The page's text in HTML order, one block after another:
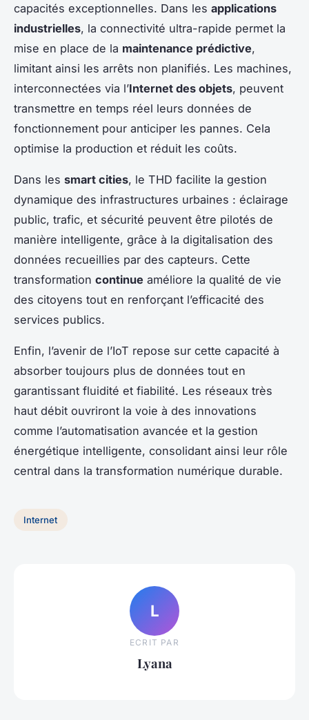
capacités exceptionnelles. Dans les applications
industrielles, la connectivité ultra-rapide permet la
mise en place de la maintenance prédictive,
limitant ainsi les arrêts non planifiés. Les machines,
interconnectées via l’Internet des objets, peuvent
transmettre en temps réel leurs données de
fonctionnement pour anticiper les pannes. Cela
optimise la production et réduit les coûts.
Dans les smart cities, le THD facilite la gestion
dynamique des infrastructures urbaines : éclairage
public, trafic, et sécurité peuvent être pilotés de
manière intelligente, grâce à la digitalisation des
données recueillies par des capteurs. Cette
transformation continue améliore la qualité de vie
des citoyens tout en renforçant l’efficacité des
services publics.
Enfin, l’avenir de l’IoT repose sur cette capacité à
absorber toujours plus de données tout en
garantissant fluidité et fiabilité. Les réseaux très
haut débit ouvriront la voie à des innovations
comme l’automatisation avancée et la gestion
énergétique intelligente, consolidant ainsi leur rôle
central dans la transformation numérique durable.
Internet
L
ECRIT PAR
Lyana